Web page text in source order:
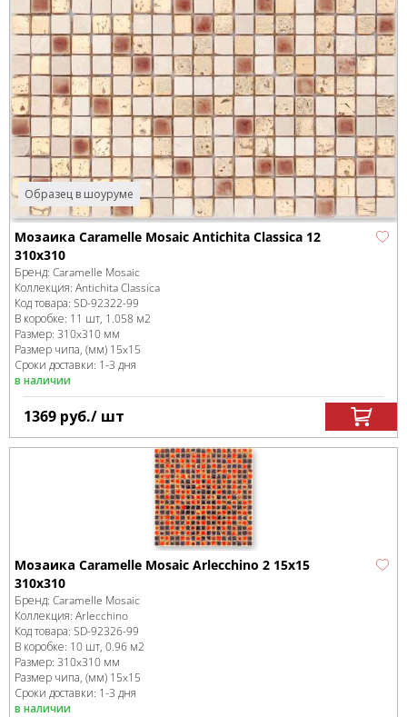
Образец в шоуруме
Мозаика Caramelle Mosaic Antichita Classica 12
310x310
Бренд: Caramelle Mosaic
Коллекция: Antichita Classica
Код товара: SD-92322-99
В коробке: 11 шт, 1.058 м2
Размер: 310x310 мм
Размер чипа, (мм) 15x15
Сроки доставки: 1-3 дня
в наличии
1369 руб./ шт
Мозаика Caramelle Mosaic Arlecchino 2 15x15
310x310
Бренд: Caramelle Mosaic
Коллекция: Arlecchino
Код товара: SD-92326-99
В коробке: 10 шт, 0.96 м2
Размер: 310x310 мм
Размер чипа, (мм) 15x15
Сроки доставки: 1-3 дня
в наличии